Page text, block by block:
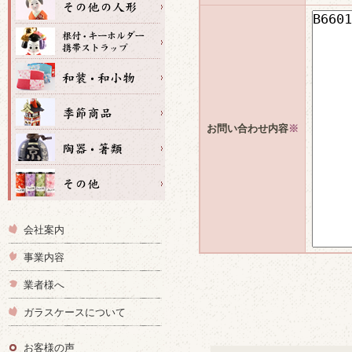
お問い合わせ内容※
会社案内
事業内容
業者様へ
ガラスケースについて
お客様の声